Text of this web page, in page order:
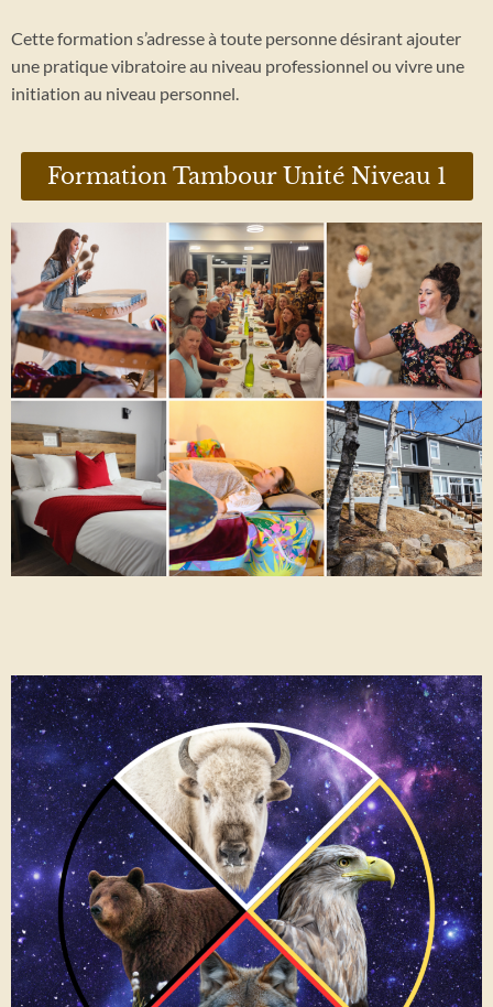
Cette formation s’adresse à toute personne désirant ajouter
une pratique vibratoire au niveau professionnel ou vivre une
initiation au niveau personnel.
Formation Tambour Unité Niveau 1